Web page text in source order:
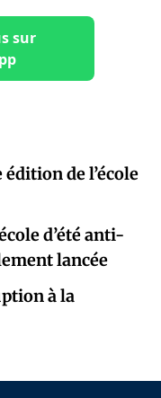
sur
édition de l’école
d’été anti-
lancée
à la